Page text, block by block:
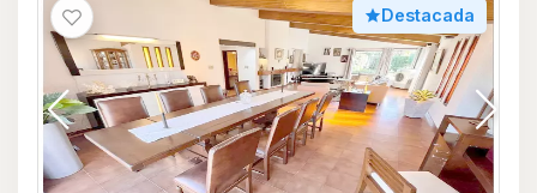
Destacada